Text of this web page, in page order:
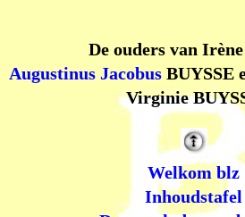
De ouders van
Augustinus Jacobus BUYSSE
Virginie
Welkom blz
Inhoudstafel